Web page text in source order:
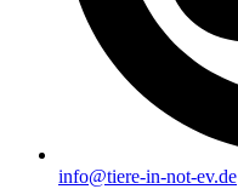
info@tiere-in-not-ev.de